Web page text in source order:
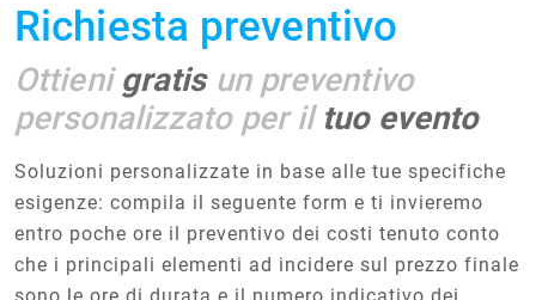
Richiesta preventivo
Ottienigratisun preventivo
personalizzato per il tuo evento
Soluzioni personalizzate in base alle tue specifiche
esigenze: compila il seguente form e ti invieremo
entro poche ore il preventivo dei costi tenuto conto
che i principali elementi ad incidere sul prezzo finale